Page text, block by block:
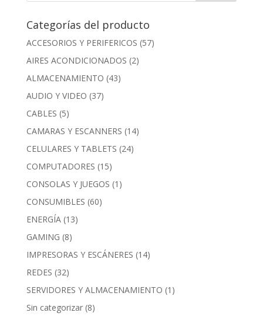
Categorías del producto
ACCESORIOS Y PERIFERICOS (57)
AIRES ACONDICIONADOS (2)
ALMACENAMIENTO (43)
AUDIO Y VIDEO (37)
CABLES (5)
CAMARAS Y ESCANNERS (14)
CELULARES Y TABLETS (24)
COMPUTADORES (15)
CONSOLAS Y JUEGOS (1)
CONSUMIBLES (60)
ENERGÍA (13)
GAMING (8)
IMPRESORAS Y ESCÁNERES (14)
REDES (32)
SERVIDORES Y ALMACENAMIENTO (1)
Sin categorizar (8)